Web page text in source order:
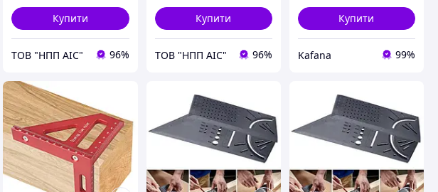
Купити
ТОВ "НПП АІС" 96%
Купити
ТОВ "НПП АІС" 96%
Купити
Kafana 99%